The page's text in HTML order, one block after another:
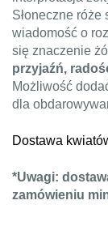
Słoneczne
wiadomość o
się znaczenie
przyjaźń,
Możliwość
dla
Dostawa
*Uwagi:
zamówieniu